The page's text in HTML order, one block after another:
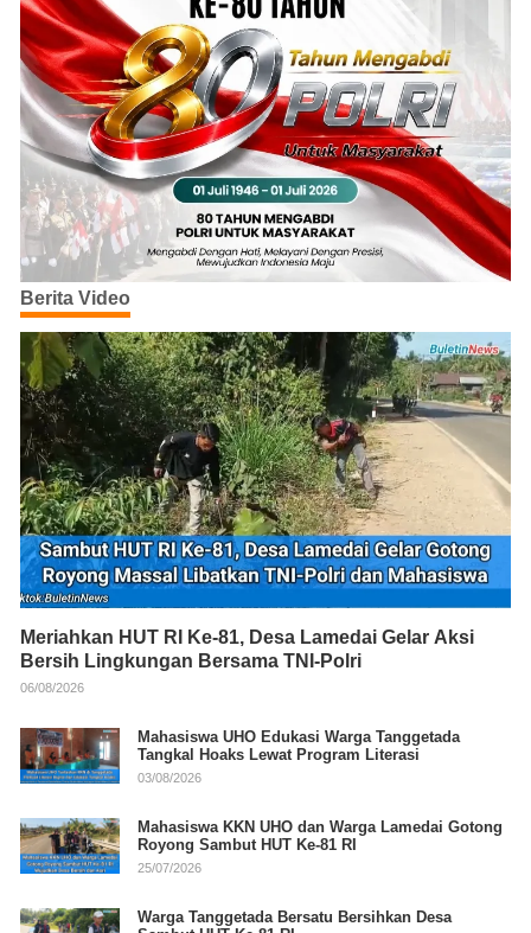
Berita Video
Meriahkan HUT RI Ke-81, Desa Lamedai Gelar Aksi
Bersih Lingkungan Bersama TNI-Polri
06/08/2026
Mahasiswa UHO Edukasi Warga Tanggetada
Tangkal Hoaks Lewat Program Literasi
03/08/2026
Mahasiswa KKN UHO dan Warga Lamedai Gotong
Royong Sambut HUT Ke-81 RI
25/07/2026
Warga Tanggetada Bersatu Bersihkan Desa